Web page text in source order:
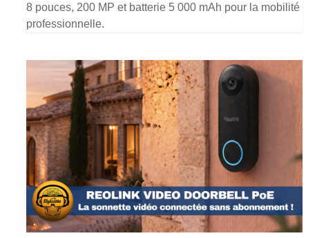
8 pouces, 200 MP et batterie 5 000 mAh pour la mobilité
professionnelle.